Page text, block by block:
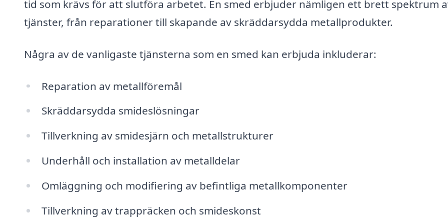
tid som krävs för att slutföra arbetet. En smed erbjuder nämligen ett brett spektrum
tjänster, från reparationer till skapande av skräddarsydda metallprodukter.
Några av de vanligaste tjänsterna som en smed kan erbjuda inkluderar:
Reparation av metallföremål
Skräddarsydda smideslösningar
Tillverkning av smidesjärn och metallstrukturer
Underhåll och installation av metalldelar
Omläggning och modifiering av befintliga metallkomponenter
Tillverkning av trappräcken och smideskonst